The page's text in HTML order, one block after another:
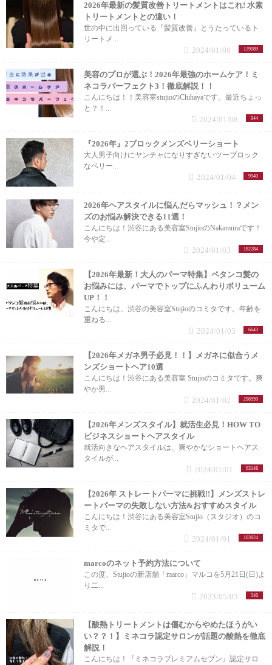
2026年最新の髪質改善トリートメントはこれ! 水素
トリートメントとの違い！
世の中に出回っている『髪質改善』とうたっているト
リートメ...
129089
2024/01/08
美容のプロが選ぶ！2026年最強のホームケア！ミ
ネコラパーフェクト3！徹底解説！！
こんにちは！！美容室stujioのChihayaです。最近ちょっ
と？！...
944
2024/01/08
『2026年』2ブロックメンズベリーショート
大人男子向けにヤンチャになりすぎないツーブロック
なベリー...
9940
2024/01/04
2026年ヘアスタイルに悩んだらマッシュ！？メン
ズのお悩み解決できる11選！
こんにちは！渋谷にある美容室StujioのNakamuraです！
今や定...
182284
2024/01/03
【2026年最新！大人のパーマ特集】ペタンコ髪の
お悩みには、パーマでトップにふんわりボリューム
UP！！
こんにちは、渋谷の美容室Stujioのコミタです。年齢を
重ねる...
6643
2024/01/03
【2026年メガネ男子必見！！】メガネに似合うメ
ンズショートヘア10選
こんにちは！渋谷にある美容室 Stujioのコミタです。爽
やか男...
298559
2024/01/02
【2026年メンズスタイル】就活生必見！HOW TO
ビジネスショートヘアスタイル
就活向きなヘアスタイルは、爽やかなショートヘアス
タイルが...
63148
2024/01/01
【2026年 ストレートパーマに挑戦!!】メンズストレ
ートパーマの失敗しない方法&おすすめスタイル
こんにちは！渋谷にある美容室Stujio（スタジオ）のコ
ミタで...
103924
2024/01/01
marcoのネット予約方法について
この度、Stujioの新店舗「marco」マルコを5月21日(日)よ
り二...
546
2023/05/03
【酸熱トリートメントは傷むからやめたほうがい
い？？！】ミネコラ認定サロンが話題の酸熱を徹底
解説！
こんにちは！『ミネコラプレミアムセブン』認定サロ